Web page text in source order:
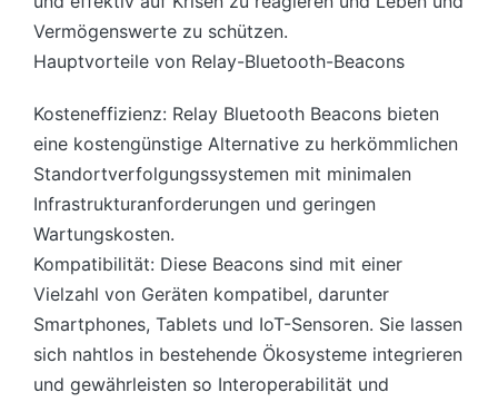
Vermögenswerte zu schützen.
Hauptvorteile von Relay-Bluetooth-Beacons
Kosteneffizienz: Relay Bluetooth Beacons bieten
eine kostengünstige Alternative zu herkömmlichen
Standortverfolgungssystemen mit minimalen
Infrastrukturanforderungen und geringen
Wartungskosten.
Kompatibilität: Diese Beacons sind mit einer
Vielzahl von Geräten kompatibel, darunter
Smartphones, Tablets und IoT-Sensoren. Sie lassen
sich nahtlos in bestehende Ökosysteme integrieren
und gewährleisten so Interoperabilität und